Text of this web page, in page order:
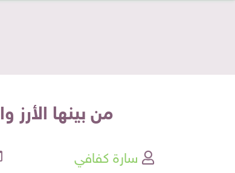
من بينها
سارة كفافي